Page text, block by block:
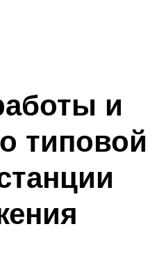
и
типовой